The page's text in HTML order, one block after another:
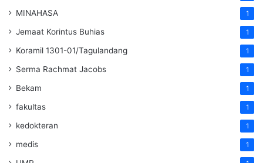
MINAHASA 1
Jemaat Korintus Buhias 1
Koramil 1301-01/Tagulandang 1
Serma Rachmat Jacobs 1
Bekam 1
fakultas 1
kedokteran 1
medis 1